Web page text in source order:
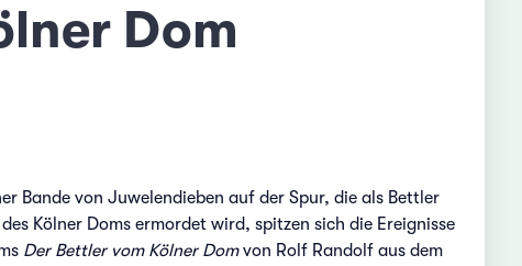
Dom
Bande von Juwelendieben auf der Spur, die als Bettler
Kölner Doms ermordet wird, spitzen sich die Ereignisse
Der Bettler vom Kölner Domvon Rolf Randolf aus dem